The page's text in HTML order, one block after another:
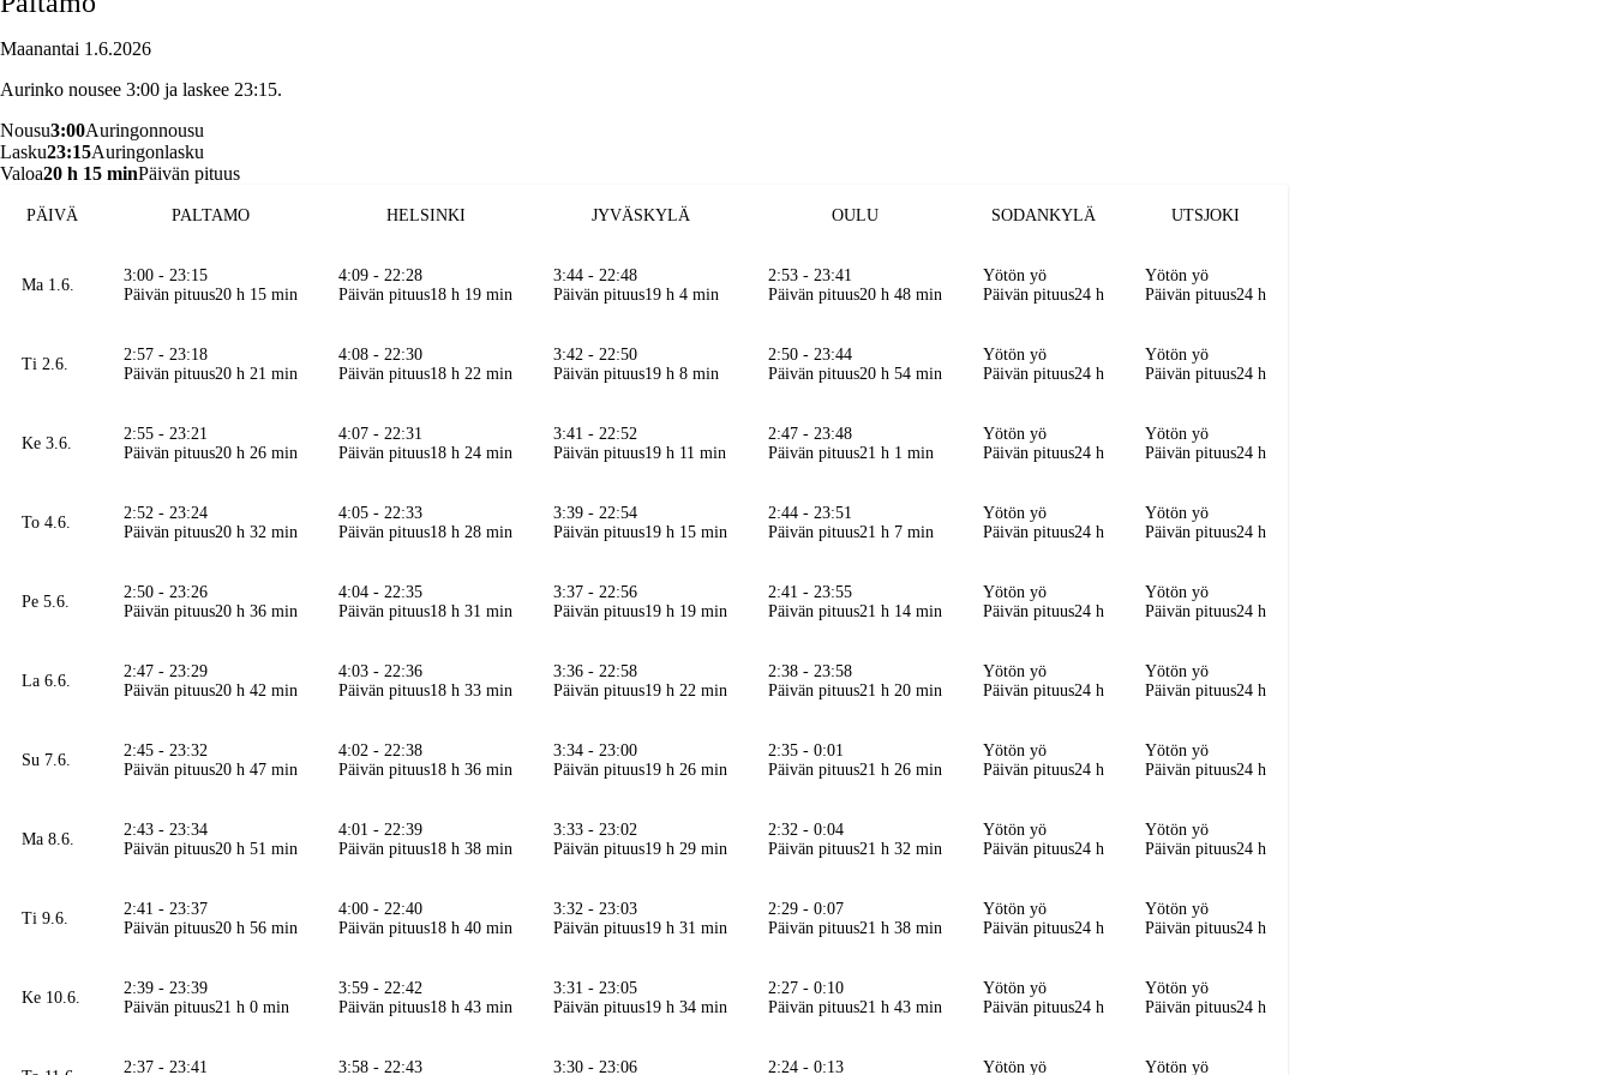
Maanantai 1.6.2026
Aurinko nousee 3:00 ja laskee 23:15.
Nousu3:00Auringonnousu
Lasku23:15Auringonlasku
Valoa20 h 15 minPäivän pituus
PÄIVÄ PALTAMO HELSINKI JYVÄSKYLÄ OULU SODANKYLÄ UTSJOKI
Ma 1.6.
3:00 - 23:15
Päivän pituus20 h 15 min
4:09 - 22:28
Päivän pituus18 h 19 min
3:44 - 22:48
Päivän pituus19 h 4 min
2:53 - 23:41
Päivän pituus20 h 48 min
Yötön yö
Päivän pituus24 h
Yötön yö
Päivän pituus24 h
Ti 2.6.
2:57 - 23:18
Päivän pituus20 h 21 min
4:08 - 22:30
Päivän pituus18 h 22 min
3:42 - 22:50
Päivän pituus19 h 8 min
2:50 - 23:44
Päivän pituus20 h 54 min
Yötön yö
Päivän pituus24 h
Yötön yö
Päivän pituus24 h
Ke 3.6.
2:55 - 23:21
Päivän pituus20 h 26 min
4:07 - 22:31
Päivän pituus18 h 24 min
3:41 - 22:52
Päivän pituus19 h 11 min
2:47 - 23:48
Päivän pituus21 h 1 min
Yötön yö
Päivän pituus24 h
Yötön yö
Päivän pituus24 h
To 4.6.
2:52 - 23:24
Päivän pituus20 h 32 min
4:05 - 22:33
Päivän pituus18 h 28 min
3:39 - 22:54
Päivän pituus19 h 15 min
2:44 - 23:51
Päivän pituus21 h 7 min
Yötön yö
Päivän pituus24 h
Yötön yö
Päivän pituus24 h
Pe 5.6.
2:50 - 23:26
Päivän pituus20 h 36 min
4:04 - 22:35
Päivän pituus18 h 31 min
3:37 - 22:56
Päivän pituus19 h 19 min
2:41 - 23:55
Päivän pituus21 h 14 min
Yötön yö
Päivän pituus24 h
Yötön yö
Päivän pituus24 h
La 6.6.
2:47 - 23:29
Päivän pituus20 h 42 min
4:03 - 22:36
Päivän pituus18 h 33 min
3:36 - 22:58
Päivän pituus19 h 22 min
2:38 - 23:58
Päivän pituus21 h 20 min
Yötön yö
Päivän pituus24 h
Yötön yö
Päivän pituus24 h
Su 7.6.
2:45 - 23:32
Päivän pituus20 h 47 min
4:02 - 22:38
Päivän pituus18 h 36 min
3:34 - 23:00
Päivän pituus19 h 26 min
2:35 - 0:01
Päivän pituus21 h 26 min
Yötön yö
Päivän pituus24 h
Yötön yö
Päivän pituus24 h
Ma 8.6.
2:43 - 23:34
Päivän pituus20 h 51 min
4:01 - 22:39
Päivän pituus18 h 38 min
3:33 - 23:02
Päivän pituus19 h 29 min
2:32 - 0:04
Päivän pituus21 h 32 min
Yötön yö
Päivän pituus24 h
Yötön yö
Päivän pituus24 h
Ti 9.6.
2:41 - 23:37
Päivän pituus20 h 56 min
4:00 - 22:40
Päivän pituus18 h 40 min
3:32 - 23:03
Päivän pituus19 h 31 min
2:29 - 0:07
Päivän pituus21 h 38 min
Yötön yö
Päivän pituus24 h
Yötön yö
Päivän pituus24 h
Ke 10.6.
2:39 - 23:39
Päivän pituus21 h 0 min
3:59 - 22:42
Päivän pituus18 h 43 min
3:31 - 23:05
Päivän pituus19 h 34 min
2:27 - 0:10
Päivän pituus21 h 43 min
Yötön yö
Päivän pituus24 h
Yötön yö
Päivän pituus24 h
2:37 - 23:41 3:58 - 22:43 3:30 - 23:06 2:24 - 0:13 Yötön yö Yötön yö